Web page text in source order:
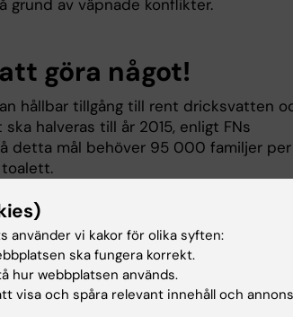
grund av väpnade konflikter.
göra något!
hållbar tillgång till rent dricksvatten
halveras till år 2015, enligt FNs
detta mål behöver 95 000 familjer
besöka oss på Norrmalmstorg.
16 augusti kl. 12.30. Utställningen
finns på plats mellan kl. 10 och 16.
www.sanitation-is-dignity.org
använder vi kakor för olika syften:
ska fungera korrekt.
hur webbplatsen används.
visa och spåra relevant innehåll och